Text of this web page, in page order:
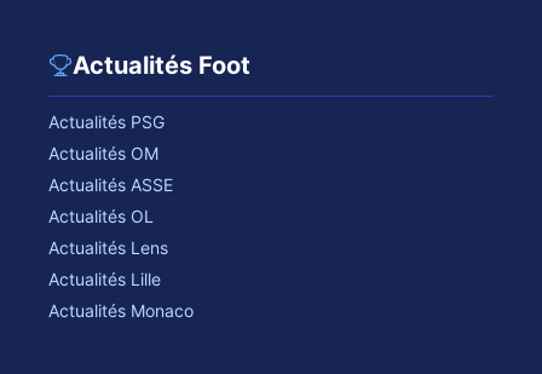
Actualités Foot
Actualités PSG
Actualités OM
Actualités ASSE
Actualités OL
Actualités Lens
Actualités Lille
Actualités Monaco